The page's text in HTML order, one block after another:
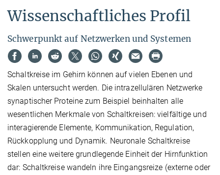
Wissenschaftliches Profil
Schwerpunkt auf Netzwerken und Systemen
Schaltkreise im Gehirn können auf vielen Ebenen und
Skalen untersucht werden. Die intrazellulären Netzwerke
synaptischer Proteine zum Beispiel beinhalten alle
wesentlichen Merkmale von Schaltkreisen: vielfältige und
interagierende Elemente, Kommunikation, Regulation,
Rückkopplung und Dynamik. Neuronale Schaltkreise
stellen eine weitere grundlegende Einheit der Hirnfunktion
dar: Schaltkreise wandeln ihre Eingangsreize (externe oder